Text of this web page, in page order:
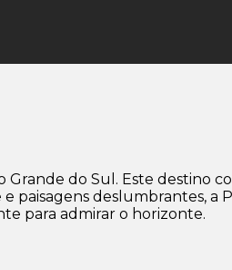
do Sul. Este destino
paisagens deslumbrantes, a
para admirar o horizonte.